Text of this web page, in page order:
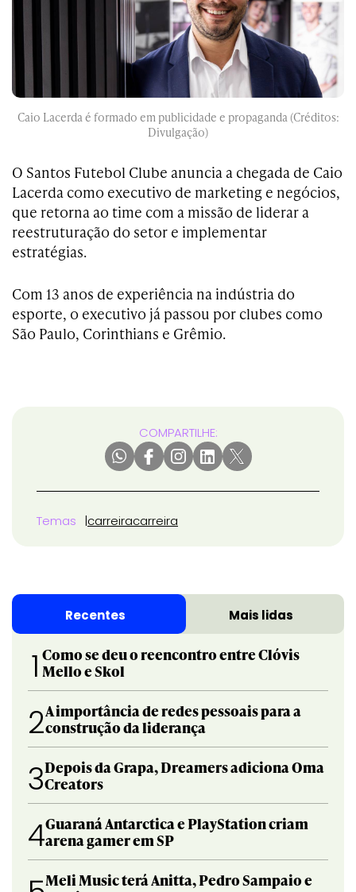
Caio Lacerda é formado em publicidade e propaganda (Créditos:
Divulgação)
O Santos Futebol Clube anuncia a chegada de Caio
Lacerda como executivo de marketing e negócios,
que retorna ao time com a missão de liderar a
reestruturação do setor e implementar
estratégias.
Com 13 anos de experiência na indústria do
esporte, o executivo já passou por clubes como
São Paulo, Corinthians e Grêmio.
COMPARTILHE:
Temas carreiracarreira
Recentes Mais lidas
1 Como se deu o reencontro entre Clóvis
Mello e Skol
2A importância de redes pessoais para a
construção da liderança
3Depois da Grapa, Dreamers adiciona Oma
Creators
4Guaraná Antarctica e PlayStation criam
arena gamer em SP
Meli Music terá Anitta, Pedro Sampaio e